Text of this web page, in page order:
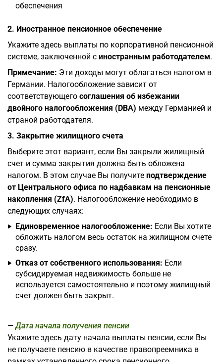
обеспечения
2. Иностранное пенсионное обеспечение
Укажите здесь выплаты по корпоративной пенсионной
системе, заключенной с иностранным работодателем.
Примечание: Эти доходы могут облагаться налогом в
Германии. Налогообложение зависит от
соответствующего соглашения об избежании
двойного налогообложения (DBA) между Германией и
страной работодателя.
3. Закрытие жилищного счета
Выберите этот вариант, если Вы закрыли жилищный
счет и сумма закрытия должна быть обложена
налогом. В этом случае Вы получите подтверждение
от Центрального офиса по надбавкам на пенсионные
накопления (ZfA). Налогообложение необходимо в
следующих случаях:
Единовременное налогообложение: Если Вы хотите
обложить налогом весь остаток на жилищном счете
сразу.
Отказ от собственного использования: Если
субсидируемая недвижимость больше не
используется самостоятельно и поэтому жилищный
счет должен быть закрыт.
Дата начала получения пенсии
Укажите здесь дату начала выплаты пенсии, если Вы
не получаете пенсию в качестве правопреемника в